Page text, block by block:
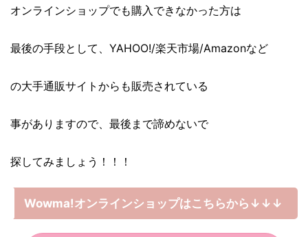
オンラインショップでも購入できなかった方は
最後の手段として、YAHOO!/楽天市場/Amazonなど
の大手通販サイトからも販売されている
事がありますので、最後まで諦めないで
探してみましょう！！！
Wowma!オンラインショップはこちらから↓↓↓